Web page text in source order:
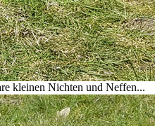
kleinen Nichten und Neffen...